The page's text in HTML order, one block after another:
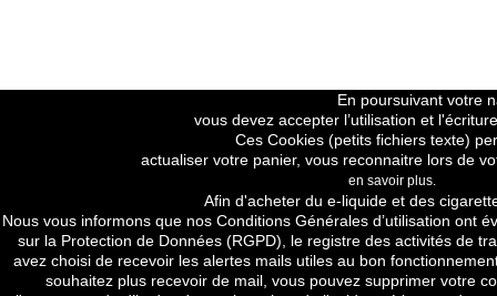
En poursuivant votre
vous devez accepter l’utilisation et
Ces Cookies (petits fichiers texte)
actualiser votre panier, vous reconnaitre lors de
en savoir plus.
Afin d'acheter du e-liquide et des
Nous vous informons que nos Conditions Générales d’utilisation ont
sur la Protection de Données (RGPD), le registre des activités de
avez choisi de recevoir les alertes mails utiles au bon
souhaitez plus recevoir de mail, vous pouvez supprimer votre